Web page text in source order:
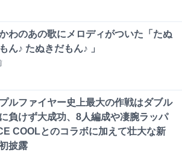
わのあの歌にメロディがついた「たぬ
ん♪ たぬきだもん♪ 」
プルファイヤー史上最大の作戦はダブル
負けず大成功、8人編成や凄腕ラッパ
COOLとのコラボに加えて壮大な新
披露